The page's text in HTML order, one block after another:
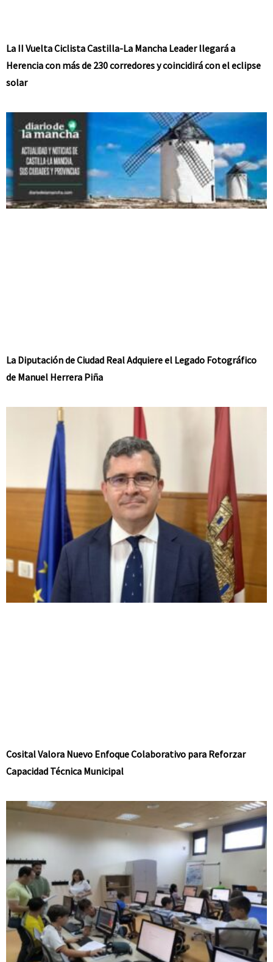
La II Vuelta Ciclista Castilla-La Mancha Leader llegará a
Herencia con más de 230 corredores y coincidirá con el eclipse
solar
La Diputación de Ciudad Real Adquiere el Legado Fotográfico
de Manuel Herrera Piña
Cosital Valora Nuevo Enfoque Colaborativo para Reforzar
Capacidad Técnica Municipal